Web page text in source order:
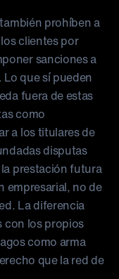
prohíben a
clientes por
sanciones a
que sí pueden
fuera de estas
como
a los titulares de
disputas
prestación futura
empresarial, no de
La diferencia
con los propios
como arma
que la red de